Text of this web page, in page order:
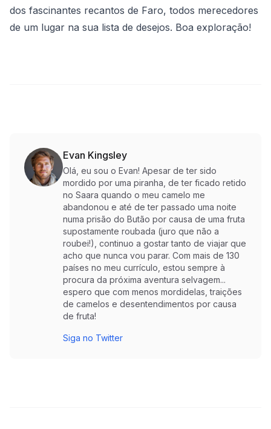
dos fascinantes recantos de Faro, todos merecedores
de um lugar na sua lista de desejos. Boa exploração!
Evan Kingsley
Olá, eu sou o Evan! Apesar de ter sido
mordido por uma piranha, de ter ficado retido
no Saara quando o meu camelo me
abandonou e até de ter passado uma noite
numa prisão do Butão por causa de uma fruta
supostamente roubada (juro que não a
roubei!), continuo a gostar tanto de viajar que
acho que nunca vou parar. Com mais de 130
países no meu currículo, estou sempre à
procura da próxima aventura selvagem...
espero que com menos mordidelas, traições
de camelos e desentendimentos por causa
de fruta!
Siga no Twitter